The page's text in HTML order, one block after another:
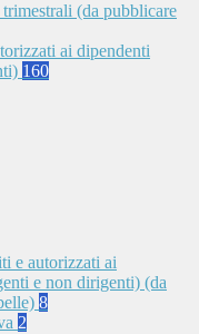
trimestrali (da pubblicare
ai dipendenti
160
e autorizzati ai
e non dirigenti) (da
8
2